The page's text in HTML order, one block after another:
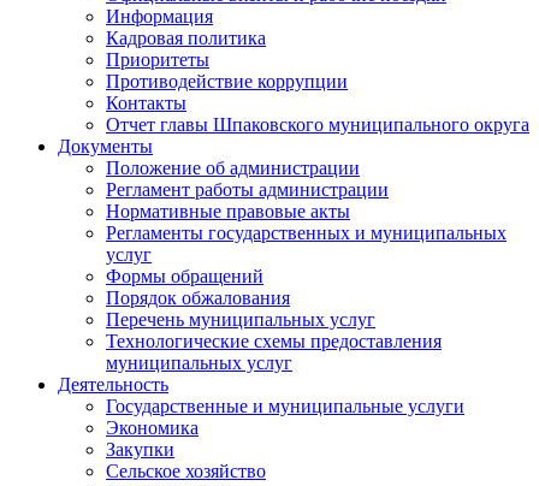
Информация
Кадровая политика
Приоритеты
Противодействие коррупции
Контакты
Отчет главы Шпаковского муниципального округа
Документы
Положение об администрации
Регламент работы администрации
Нормативные правовые акты
Регламенты государственных и муниципальных
услуг
Формы обращений
Порядок обжалования
Перечень муниципальных услуг
Технологические схемы предоставления
муниципальных услуг
Деятельность
Государственные и муниципальные услуги
Экономика
Закупки
Сельское хозяйство